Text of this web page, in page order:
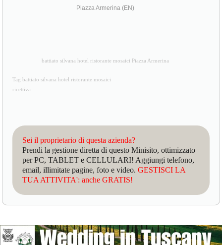
Piazza Armerina (EN)
battiato silvana hotel ristorante mosaici Piazza Armerina
Tag battiato silvana hotel ristorante mosaici
ricettiva
Sei il proprietario di questa azienda?
Prendi la gestione diretta di questo Minisito, ottimizzato
per PC, TABLET e CELLULARI! Aggiungi telefono,
email, illimitate pagine, foto e video.GESTISCI LA
TUA ATTIVITA': anche GRATIS!